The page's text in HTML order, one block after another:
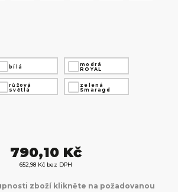
bílá
modrá
ROYAL
růžová
světlá
zelená
Smaragd
790,10 Kč
652,98 Kč bez DPH
zboží klikněte na požadovanou